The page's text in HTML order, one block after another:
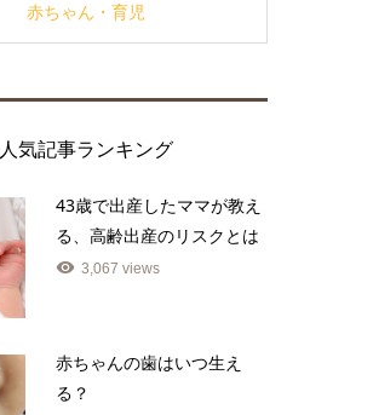
赤ちゃん・育児
人気記事ランキング
43歳で出産したママが教え
る、高齢出産のリスクとは
3,067 views
赤ちゃんの歯はいつ生え
る？